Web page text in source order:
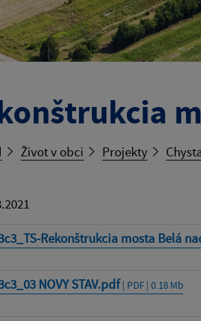
Život v obci Projekty
Rekonštrukcia mosta Belá
NOVY STAV.pdf| PDF | 0.18 Mb